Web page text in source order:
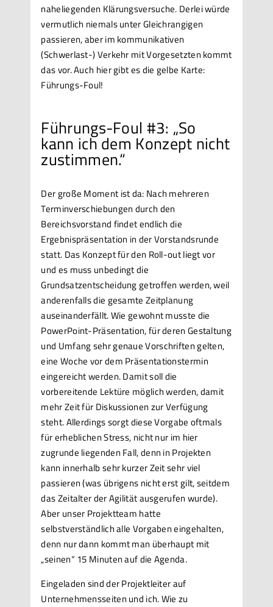
naheliegenden Klärungsversuche. Derlei würde
vermutlich niemals unter Gleichrangigen
passieren, aber im kommunikativen
(Schwerlast-) Verkehr mit Vorgesetzten kommt
das vor. Auch hier gibt es die gelbe Karte:
Führungs-Foul!
Führungs-Foul #3: „So
kann ich dem Konzept nicht
zustimmen.“
Der große Moment ist da: Nach mehreren
Terminverschiebungen durch den
Bereichsvorstand findet endlich die
Ergebnispräsentation in der Vorstandsrunde
statt. Das Konzept für den Roll-out liegt vor
und es muss unbedingt die
Grundsatzentscheidung getroffen werden, weil
anderenfalls die gesamte Zeitplanung
auseinanderfällt. Wie gewohnt musste die
PowerPoint-Präsentation, für deren Gestaltung
und Umfang sehr genaue Vorschriften gelten,
eine Woche vor dem Präsentationstermin
eingereicht werden. Damit soll die
vorbereitende Lektüre möglich werden, damit
mehr Zeit für Diskussionen zur Verfügung
steht. Allerdings sorgt diese Vorgabe oftmals
für erheblichen Stress, nicht nur im hier
zugrunde liegenden Fall, denn in Projekten
kann innerhalb sehr kurzer Zeit sehr viel
passieren (was übrigens nicht erst gilt, seitdem
das Zeitalter der Agilität ausgerufen wurde).
Aber unser Projektteam hatte
selbstverständlich alle Vorgaben eingehalten,
denn nur dann kommt man überhaupt mit
„seinen“ 15 Minuten auf die Agenda.
Eingeladen sind der Projektleiter auf
Unternehmensseiten und ich. Wie zu